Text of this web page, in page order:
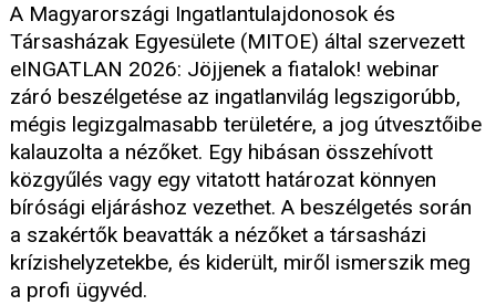
A Magyarországi Ingatlantulajdonosok és
Társasházak Egyesülete (MITOE) által szervezett
eINGATLAN 2026: Jöjjenek a fiatalok! webinar
záró beszélgetése az ingatlanvilág legszigorúbb,
mégis legizgalmasabb területére, a jog útvesztőibe
kalauzolta a nézőket. Egy hibásan összehívott
közgyűlés vagy egy vitatott határozat könnyen
bírósági eljáráshoz vezethet. A beszélgetés során
a szakértők beavatták a nézőket a társasházi
krízishelyzetekbe, és kiderült, miről ismerszik meg
a profi ügyvéd.